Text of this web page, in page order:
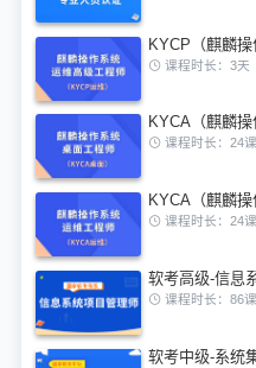
KYCP（麒麟
课程时长：3天
KYCA（麒麟
课程时长：24
KYCA（麒麟
课程时长：24
软考高级-信息
课程时长：86
软考中级-系统